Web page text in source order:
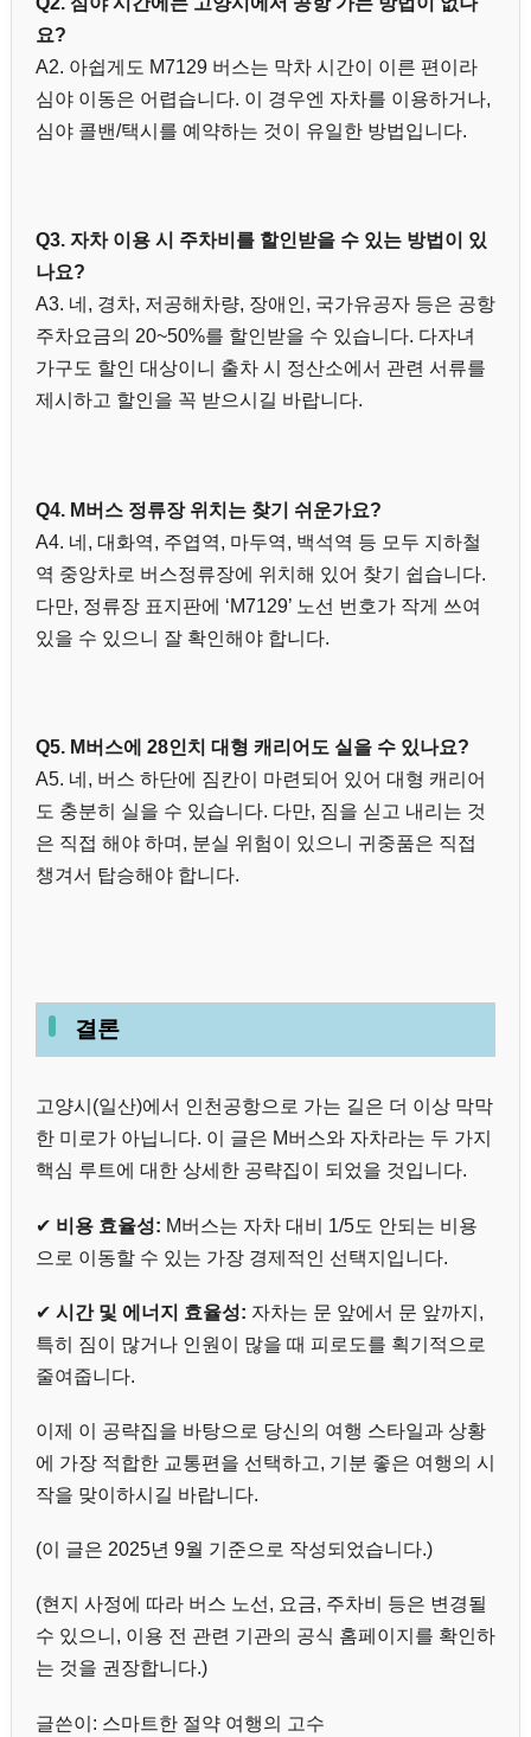
요?
A2. 아쉽게도 M7129 버스는 막차 시간이 이른 편이라
심야 이동은 어렵습니다. 이 경우엔 자차를 이용하거나,
심야 콜밴/택시를 예약하는 것이 유일한 방법입니다.
Q3. 자차 이용 시 주차비를 할인받을 수 있는 방법이 있
나요?
A3. 네, 경차, 저공해차량, 장애인, 국가유공자 등은 공항
주차요금의 20~50%를 할인받을 수 있습니다. 다자녀
가구도 할인 대상이니 출차 시 정산소에서 관련 서류를
제시하고 할인을 꼭 받으시길 바랍니다.
Q4. M버스 정류장 위치는 찾기 쉬운가요?
A4. 네, 대화역, 주엽역, 마두역, 백석역 등 모두 지하철
역 중앙차로 버스정류장에 위치해 있어 찾기 쉽습니다.
다만, 정류장 표지판에 ‘M7129’ 노선 번호가 작게 쓰여
있을 수 있으니 잘 확인해야 합니다.
Q5. M버스에 28인치 대형 캐리어도 실을 수 있나요?
A5. 네, 버스 하단에 짐칸이 마련되어 있어 대형 캐리어
도 충분히 실을 수 있습니다. 다만, 짐을 싣고 내리는 것
은 직접 해야 하며, 분실 위험이 있으니 귀중품은 직접
챙겨서 탑승해야 합니다.
결론
고양시(일산)에서 인천공항으로 가는 길은 더 이상 막막
한 미로가 아닙니다. 이 글은 M버스와 자차라는 두 가지
핵심 루트에 대한 상세한 공략집이 되었을 것입니다.
✔ 비용 효율성: M버스는 자차 대비 1/5도 안되는 비용
으로 이동할 수 있는 가장 경제적인 선택지입니다.
✔ 시간 및 에너지 효율성: 자차는 문 앞에서 문 앞까지,
특히 짐이 많거나 인원이 많을 때 피로도를 획기적으로
줄여줍니다.
이제 이 공략집을 바탕으로 당신의 여행 스타일과 상황
에 가장 적합한 교통편을 선택하고, 기분 좋은 여행의 시
작을 맞이하시길 바랍니다.
(이 글은 2025년 9월 기준으로 작성되었습니다.)
(현지 사정에 따라 버스 노선, 요금, 주차비 등은 변경될
수 있으니, 이용 전 관련 기관의 공식 홈페이지를 확인하
는 것을 권장합니다.)
글쓴이: 스마트한 절약 여행의 고수